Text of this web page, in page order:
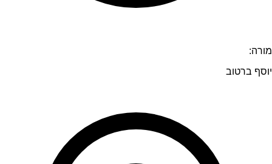
מורה:
יוסף ברטוב